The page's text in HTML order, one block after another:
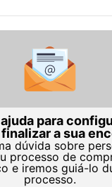
para
a sua
dúvida sobre
processo de
e iremos guiá-lo
processo.